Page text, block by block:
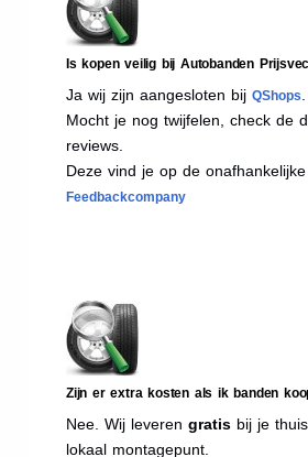
Is kopen veilig bij Autobanden
Ja wij zijn aangesloten bij QShops
Mocht je nog twijfelen, check de
reviews.
Deze vind je op de
Feedbackcompany
Zijn er extra kosten als ik banden
Nee. Wij leveren gratis bij je
lokaal montagepunt.